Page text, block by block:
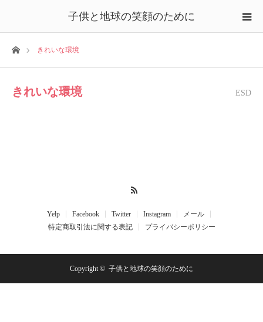
子供と地球の笑顔のために
ホームきれいな環境
きれいな環境 ESD
Yelp Facebook Twitter Instagram
メール
特定商取引法に関する表記
プライバシーポリシー
Copyright © 子供と地球の笑顔のために